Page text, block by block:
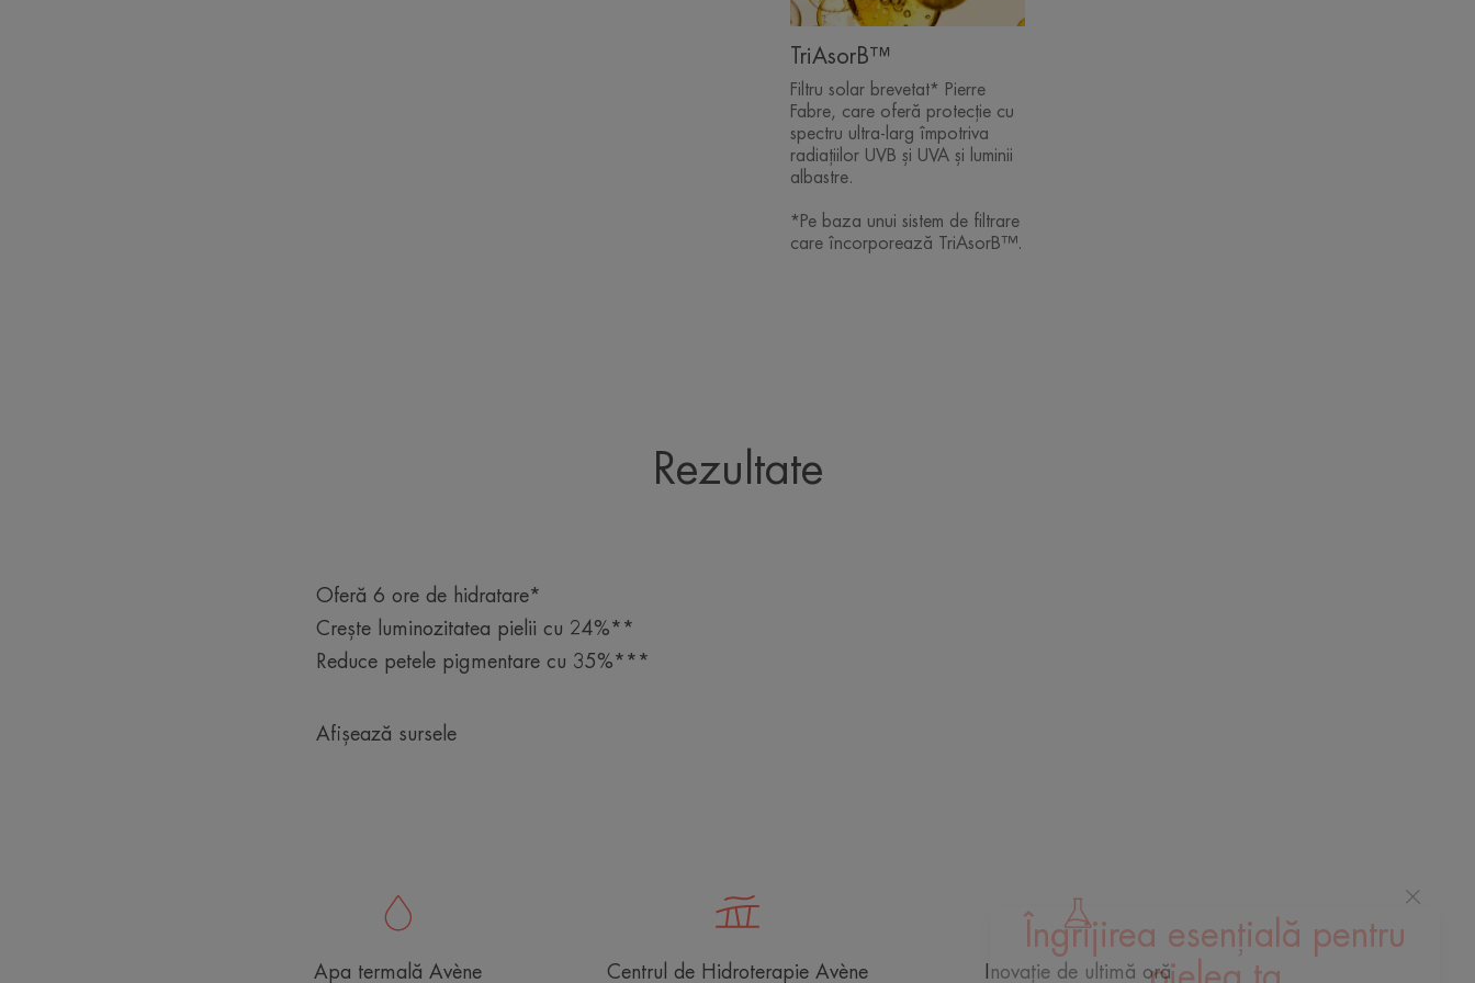
TriAsorB™
Filtru solar brevetat* Pierre
Fabre, care oferă protecție cu
spectru ultra-larg împotriva
radiațiilor UVB și UVA și luminii
albastre.
*Pe baza unui sistem de filtrare
care încorporează TriAsorB™.
Rezultate
Oferă 6 ore de hidratare*
Crește luminozitatea pielii cu 24%**
Reduce petele pigmentare cu 35%***
Afișează sursele
Îngrijirea esențială pentru
Apa termală Avène Centrul de Hidroterapie Avène Inovație de ultimă oră